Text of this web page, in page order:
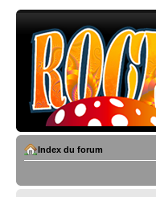
Index du forum